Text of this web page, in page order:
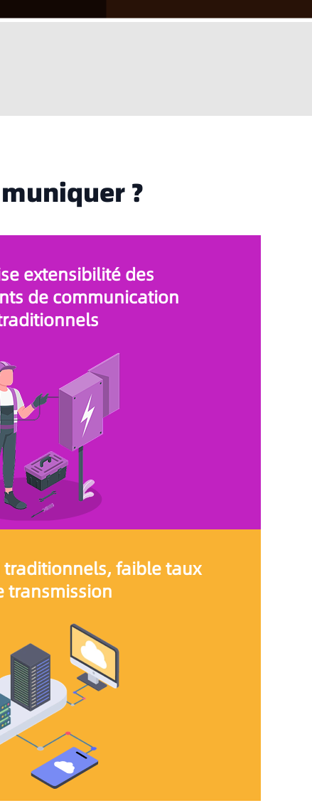
?
extensibilité des
de communication
traditionnels, faible taux
transmission